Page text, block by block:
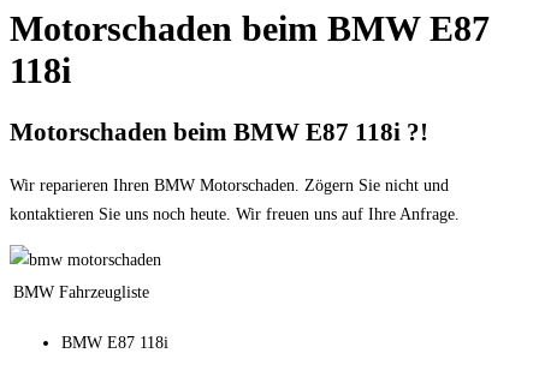
Motorschaden beim BMW E87
118i
Motorschaden beim BMW E87 118i ?!
Wir reparieren Ihren BMW Motorschaden. Zögern Sie nicht und
kontaktieren Sie uns noch heute. Wir freuen uns auf Ihre Anfrage.
BMW Fahrzeugliste
BMW E87 118i